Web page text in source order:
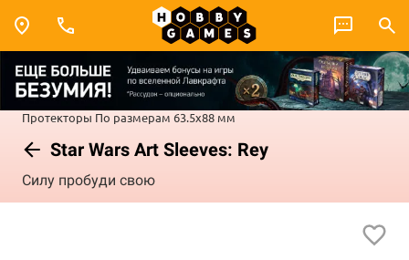
Протекторы По размерам 63.5x88 мм
Star Wars Art Sleeves: Rey
Силу пробуди свою